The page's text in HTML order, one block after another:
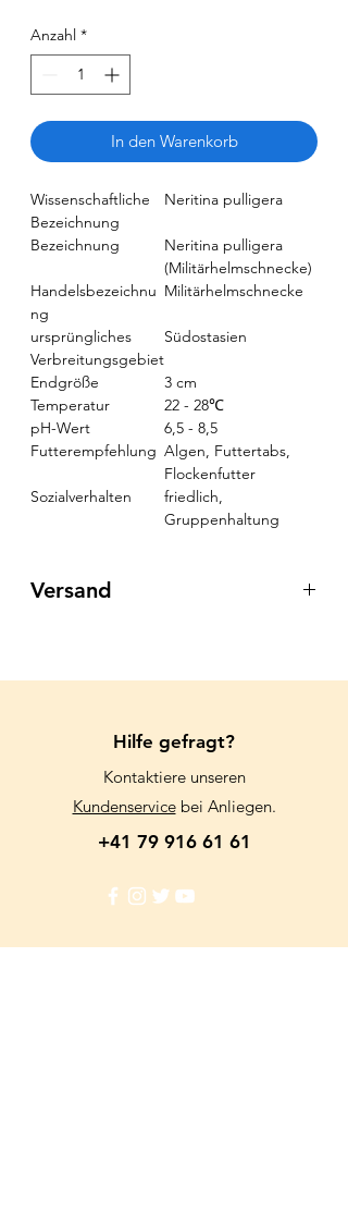
Anzahl *
In den Warenkorb
Wissenschaftliche
Bezeichnung
Neritina pulligera
Bezeichnung
Neritina pulligera
(Militärhelmschnecke)
Handelsbezeichnu
ng
Militärhelmschnecke
ursprüngliches
Verbreitungsgebiet
Südostasien
Endgröße
3 cm
Temperatur
22 - 28℃
pH-Wert
6,5 - 8,5
Futterempfehlung Algen, Futtertabs,
Flockenfutter
Sozialverhalten
friedlich,
Gruppenhaltung
Versand
Wir danken für Ihr Verständnis.
Hilfe gefragt?
Kontaktiere unseren
Kundenservicebei Anliegen.
+41 79 916 61 61